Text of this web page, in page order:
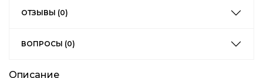
ОТЗЫВЫ (0)
ВОПРОСЫ (0)
Описание